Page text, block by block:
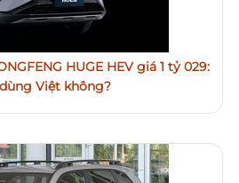
HUGE HEV giá 1 tỷ 029:
Việt không?